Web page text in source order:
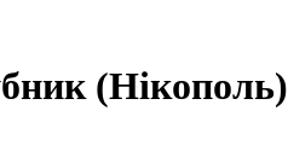
(Нікополь)